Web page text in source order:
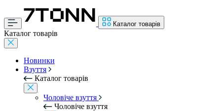
Каталог товарів
Каталог товарів
Новинки
Взуття
Каталог товарів
Чоловіче взуття
Чоловіче взуття